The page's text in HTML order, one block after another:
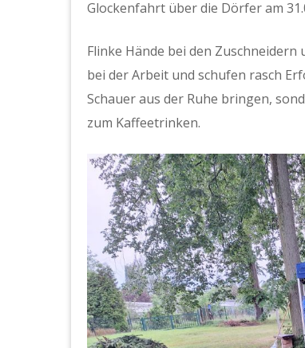
Glockenfahrt über die Dörfer am
Flinke Hände bei den
bei der Arbeit und schufen rasch
Schauer aus der Ruhe bringen,
zum Kaffeetrinken.